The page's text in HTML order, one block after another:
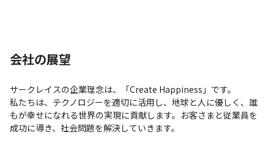
会社の展望
サークレイスの企業理念は、「Create Happiness」です。
私たちは、テクノロジーを適切に活用し、地球と人に優しく、誰
もが幸せになれる世界の実現に貢献します。お客さまと従業員を
成功に導き、社会問題を解決していきます。